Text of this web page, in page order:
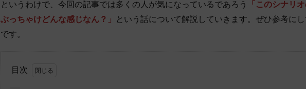
というわけで、今回の記事では多くの人が気になっているであろう
「このシナリ
ぶっちゃけどんな感じなん？」
という話について解説していきます。ぜひ参考に
です。
目次